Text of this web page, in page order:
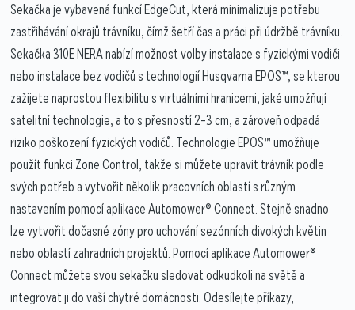
Sekačka je vybavená funkcí EdgeCut, která minimalizuje potřebu
zastřihávání okrajů trávníku, čímž šetří čas a práci při údržbě trávníku.
Sekačka 310E NERA nabízí možnost volby instalace s fyzickými vodiči
nebo instalace bez vodičů s technologií Husqvarna EPOS™, se kterou
zažijete naprostou flexibilitu s virtuálními hranicemi, jaké umožňují
satelitní technologie, a to s přesností 2–3 cm, a zároveň odpadá
riziko poškození fyzických vodičů. Technologie EPOS™ umožňuje
použít funkci Zone Control, takže si můžete upravit trávník podle
svých potřeb a vytvořit několik pracovních oblastí s různým
nastavením pomocí aplikace Automower® Connect. Stejně snadno
lze vytvořit dočasné zóny pro uchování sezónních divokých květin
nebo oblastí zahradních projektů. Pomocí aplikace Automower®
Connect můžete svou sekačku sledovat odkudkoli na světě a
integrovat ji do vaší chytré domácnosti. Odesílejte příkazy,